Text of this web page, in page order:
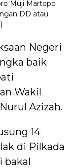
Muji Martopo
DD atau
Negeri
baik
Wakil
Azizah.
14
di Pilkada
bakal